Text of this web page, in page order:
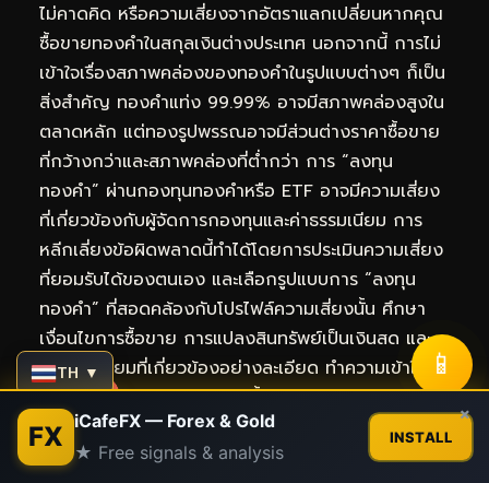
ไม่คาดคิด หรือความเสี่ยงจากอัตราแลกเปลี่ยนหากคุณ
ซื้อขายทองคำในสกุลเงินต่างประเทศ นอกจากนี้ การไม่
เข้าใจเรื่องสภาพคล่องของทองคำในรูปแบบต่างๆ ก็เป็น
สิ่งสำคัญ ทองคำแท่ง 99.99% อาจมีสภาพคล่องสูงใน
ตลาดหลัก แต่ทองรูปพรรณอาจมีส่วนต่างราคาซื้อขาย
ที่กว้างกว่าและสภาพคล่องที่ต่ำกว่า การ “ลงทุน
ทองคำ” ผ่านกองทุนทองคำหรือ ETF อาจมีความเสี่ยง
ที่เกี่ยวข้องกับผู้จัดการกองทุนและค่าธรรมเนียม การ
หลีกเลี่ยงข้อผิดพลาดนี้ทำได้โดยการประเมินความเสี่ยง
ที่ยอมรับได้ของตนเอง และเลือกรูปแบบการ “ลงทุน
ทองคำ” ที่สอดคล้องกับโปรไฟล์ความเสี่ยงนั้น ศึกษา
เงื่อนไขการซื้อขาย การแปลงสินทรัพย์เป็นเงินสด และ
ค่าธรรมเนียมที่เกี่ยวข้องอย่างละเอียด ทำความเข้าใจว่า
“ราคาทองคำแท่ง 99.99 วันนี้” ส่งผลต่อสภาพคล่อง
และผลตอบแทนอย่างไร การมีความรู้ความเข้าใจที่ลึกซึ้ง
เกี่ยวกับความเสี่ยงและสภาพคล่องจะช่วยให้คุณตัดสินใจ
TH ▼ 📱
FX iCafeFX — Forex & Gold
★ Free signals & analysis
INSTALL
×
Contact us
Open